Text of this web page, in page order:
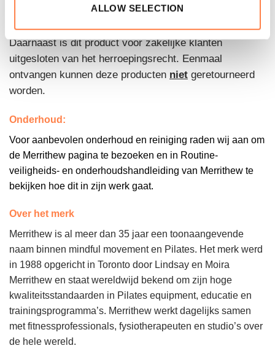
ALLOW SELECTION
De levertijd is daardoor in onderling overleg.
Daarnaast is dit product voor zakelijke klanten
uitgesloten van het herroepingsrecht. Eenmaal
ontvangen kunnen deze producten niet geretourneerd
worden.
Onderhoud:
Voor aanbevolen onderhoud en reiniging raden wij aan om
de Merrithew pagina te bezoeken en in Routine-
veiligheids- en onderhoudshandleiding van Merrithew te
bekijken hoe dit in zijn werk gaat.
Over het merk
Merrithew is al meer dan 35 jaar een toonaangevende
naam binnen mindful movement en Pilates. Het merk werd
in 1988 opgericht in Toronto door Lindsay en Moira
Merrithew en staat wereldwijd bekend om zijn hoge
kwaliteitsstandaarden in Pilates equipment, educatie en
trainingsprogramma’s. Merrithew werkt dagelijks samen
met fitnessprofessionals, fysiotherapeuten en studio’s over
de hele wereld.